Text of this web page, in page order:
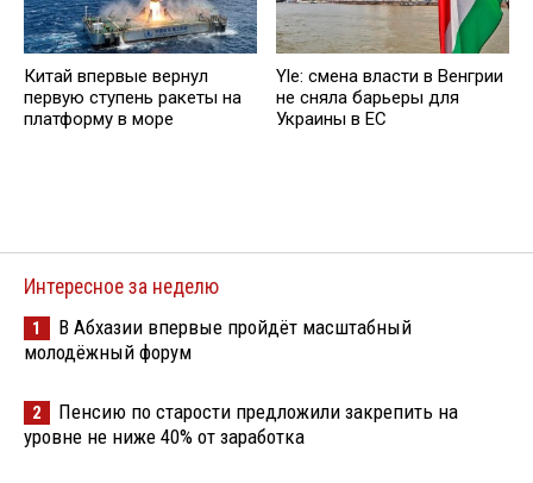
Китай впервые вернул
первую ступень ракеты на
платформу в море
Yle: смена власти в Венгрии
не сняла барьеры для
Украины в ЕС
Интересное за неделю
1
В Абхазии впервые пройдёт масштабный
молодёжный форум
2
Пенсию по старости предложили закрепить на
уровне не ниже 40% от заработка